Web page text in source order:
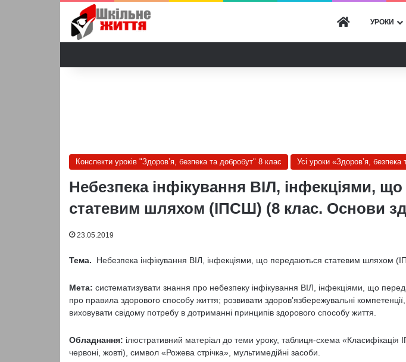
ГОЛОВНА
УРОКИ
Конспекти уроків "Здоров’я, безпека та добробут" 8 клас Усі уроки «Здоров’я, безпека
Небезпека інфікування ВІЛ, інфекціями,
статевим шляхом (ІПСШ) (8 клас. Основи
23.05.2019
Тема. Небезпека інфікування ВІЛ, інфекціями, що передаються статевим шляхом
Мета: систематизувати знання про небезпеку інфікування ВІЛ, інфекціями, що
про правила здорового способу життя; розвивати здоровʼязбережувальні компетенції,
виховувати свідому потребу в дотриманні принципів здорового способу життя.
Обладнання: ілюстративний матеріал до теми уроку, таблиця-схема «Класифікація
червоні, жовті), символ «Рожева стрічка», мультимедійні засоби.